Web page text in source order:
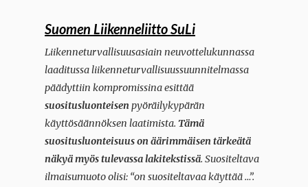
Suomen Liikenneliitto SuLi
Liikenneturvallisuusasiain neuvottelukunnassa
laaditussa liikenneturvallisuussuunnitelmassa
päädyttiin kompromissina esittää
suositusluonteisen pyöräilykypärän
käyttösäännöksen laatimista. Tämä
suositusluonteisuus on äärimmäisen tärkeätä
näkyä myös tulevassa lakitekstissä. Suositeltava
ilmaisumuoto olisi: “on suositeltavaa käyttää …”.